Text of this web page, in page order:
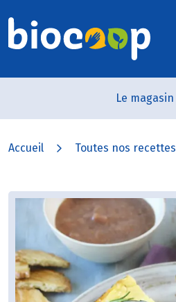
Le magasin
Accueil Toutes nos recettes